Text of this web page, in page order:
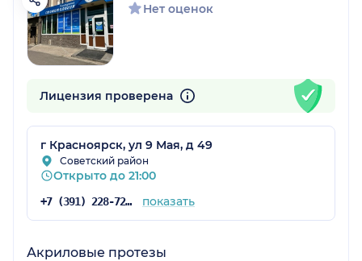
Нет оценок
Лицензия проверена
г Красноярск, ул 9 Мая, д 49
Советский район
Открыто до 21:00
+7 (391) 228-72-76 показать
Акриловые протезы